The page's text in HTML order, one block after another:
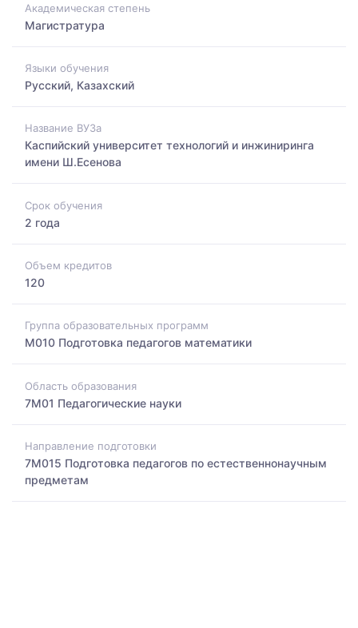
Академическая степень
Магистратура
Языки обучения
Русский, Казахский
Название ВУЗа
Каспийский университет технологий и инжиниринга
имени Ш.Есенова
Срок обучения
2 года
Объем кредитов
120
Группа образовательных программ
M010 Подготовка педагогов математики
Область образования
7M01 Педагогические науки
Направление подготовки
7M015 Подготовка педагогов по естественнонаучным
предметам